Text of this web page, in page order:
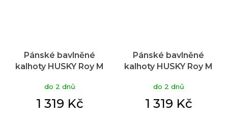
Pánské bavlněné
kalhoty HUSKY Roy M
do 2 dnů
1 319 Kč
Pánské bavlněné
kalhoty HUSKY Roy M
do 2 dnů
1 319 Kč